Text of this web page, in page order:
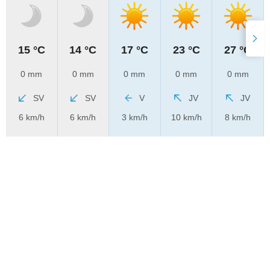
15 °C
0 mm
SV
6 km/h
14 °C
0 mm
SV
6 km/h
17 °C
0 mm
V
3 km/h
23 °C
0 mm
JV
10 km/h
27 °C
0 mm
JV
8 km/h